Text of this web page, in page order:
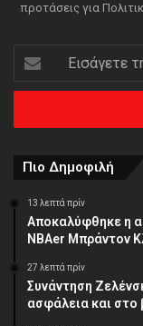
προτάσεις για
την
ηλεκτρονική
διεύθυνση
Πιο Δημοφιλή
13 λεπτά πρίν
Αποκαλύφθηκε η
NBAer Μπράντον
27 λεπτά πρίν
Συνάντηση
ασφάλεια και